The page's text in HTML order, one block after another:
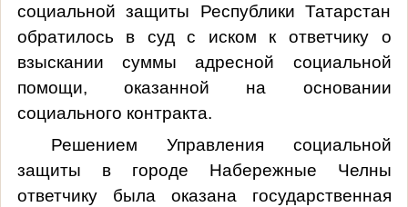
социальной защиты Республики Татарстан
обратилось в суд с иском к ответчику о
взыскании суммы адресной социальной
помощи, оказанной на основании
социального контракта.
Решением Управления социальной
защиты в городе Набережные Челны
ответчику была оказана государственная